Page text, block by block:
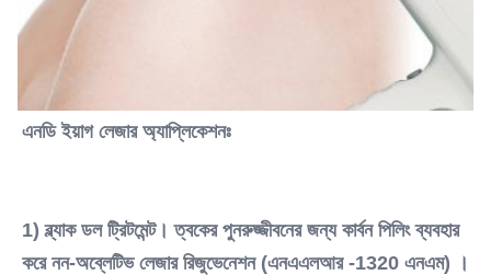
এনডি ইয়াগ লেজার অ্যাপ্লিকেশনঃ
1) ব্ল্যাক ডল ট্রিটমেন্ট। ত্বকের পুনরুজ্জীবনের জন্য কার্বন পিলিং ব্যবহার
করে নন-অব্লেটিভ লেজার রিজুভেনেশন (এনএএলআর -1320 এনএম) ।